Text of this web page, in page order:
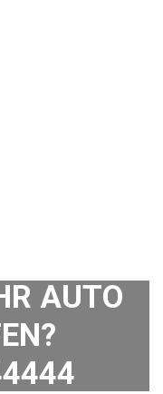
AUTO